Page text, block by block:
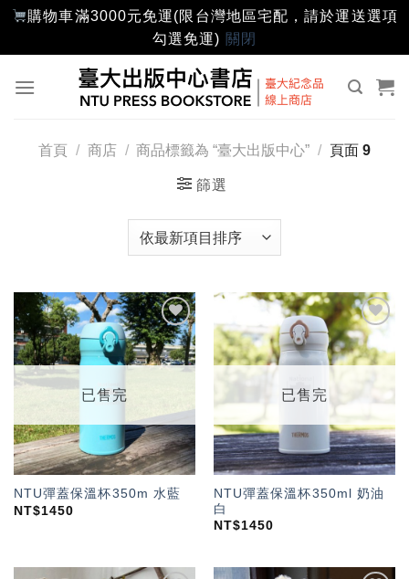
購物車滿3000元免運(限台灣地區宅配，請於運送選項
勾選免運) 關閉
首頁 / 商店 / 商品標籤為 “臺大出版中心” / 頁面 9
篩選
加入
「願
望輕
已售完
NTU彈蓋保溫杯350m 水藍
NT$1450
加入
「願
望輕
已售完
NTU彈蓋保溫杯350ml 奶油
白
NT$1450